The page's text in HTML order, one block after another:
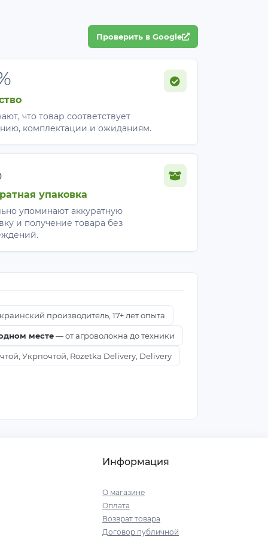
Проверить в Google
что товар соответствует
комплектации и ожиданиям.
упаковка
упоминают аккуратную
и получение товара без
производитель, 17+ лет опыта
месте— от агроволокна до техники
Укрпочтой, Rozetka Delivery, Delivery
Информация
О магазине
Оплата
Возврат товара
Договор публичной